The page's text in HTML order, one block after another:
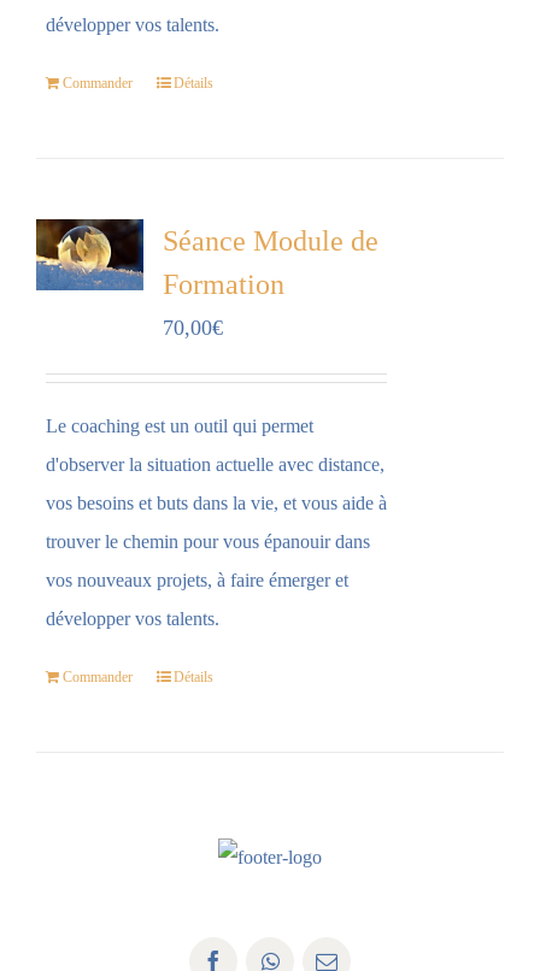
développer vos talents.
Commander Détails
Séance Module de
Formation
70,00€
Le coaching est un outil qui permet
d'observer la situation actuelle avec distance,
vos besoins et buts dans la vie, et vous aide à
trouver le chemin pour vous épanouir dans
vos nouveaux projets, à faire émerger et
développer vos talents.
Commander Détails